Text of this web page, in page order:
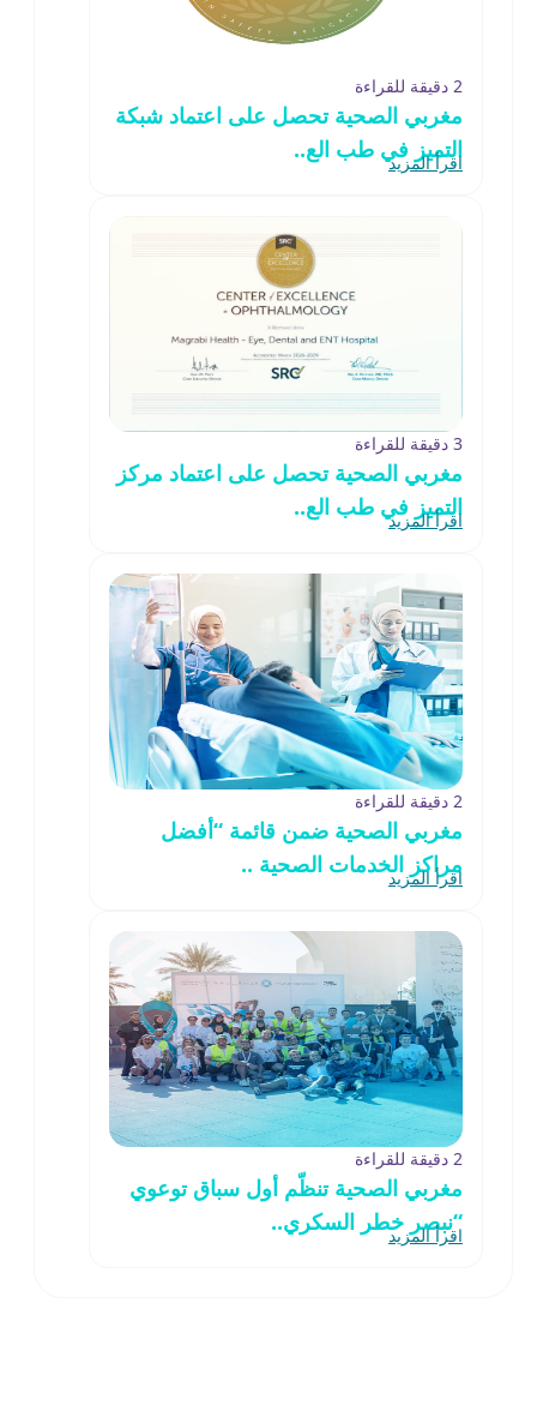
2 دقيقة للقراءة
مغربي الصحية تحصل على اعتماد شبكة
التميز في طب الع..
اقرأ المزيد
3 دقيقة للقراءة
مغربي الصحية تحصل على اعتماد مركز
التميز في طب الع..
اقرأ المزيد
2 دقيقة للقراءة
مغربي الصحية ضمن قائمة “أفضل
مراكز الخدمات الصحية ..
اقرأ المزيد
2 دقيقة للقراءة
مغربي الصحية تنظّم أول سباق توعوي
“نبصر خطر السكري..
اقرأ المزيد